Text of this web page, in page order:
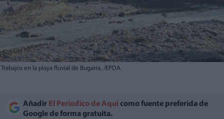
Trabajos en la playa fluvial de Bugarra. /EPDA
Añadir El Periodico de Aquí como fuente preferida de
Google de forma gratuita.